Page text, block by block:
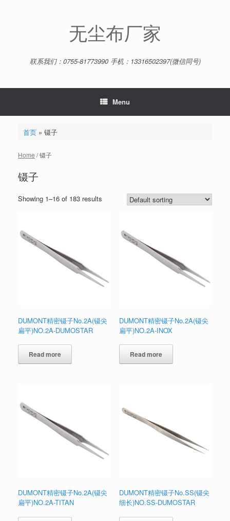
无尘布厂家
联系我们：0755-81773990 手机：13316502397(微信同号)
Menu
首页» 镊子
Home / 镊子
镊子
Showing 1–16 of 183 results
DUMONT精密镊子No.2A(镊尖
扁平)NO.2A-DUMOSTAR
Read more
DUMONT精密镊子No.2A(镊尖
扁平)NO.2A-INOX
Read more
DUMONT精密镊子No.2A(镊尖
扁平)NO.2A-TITAN
DUMONT精密镊子No.SS(镊尖
细长)NO.SS-DUMOSTAR